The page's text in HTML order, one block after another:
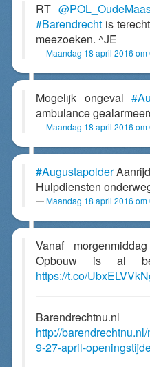
RT
#Barendrecht is
meezoeken. ^JE
Maandag 18 april 2016 om
Mogelijk ongeval
ambulance
Maandag 18 april 2016 om
#Augustapolder
Hulpdiensten
Maandag 18 april 2016 om
Vanaf
Opbouw is al
https://t.co/
Barendrechtnu.nl
http://
9-27-april-